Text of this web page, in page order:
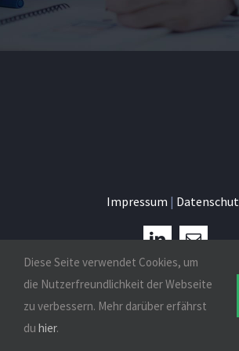
Impressum |
© Copyright 2026 | diesigned by
Diese Seite verwendet Cookies, um
die Nutzerfreundlichkeit der Webseite
zu verbessern. Mehr darüber erfährst
du hier.